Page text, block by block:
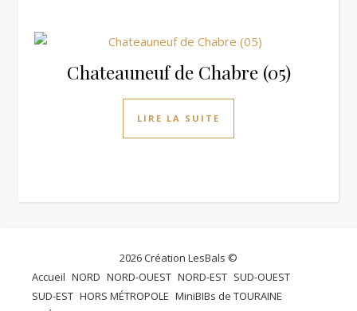
Chateauneuf de Chabre (05)
LIRE LA SUITE
2026 Création LesBals ©
Accueil NORD NORD-OUEST NORD-EST SUD-OUEST
SUD-EST HORS MÉTROPOLE MiniBIBs de TOURAINE